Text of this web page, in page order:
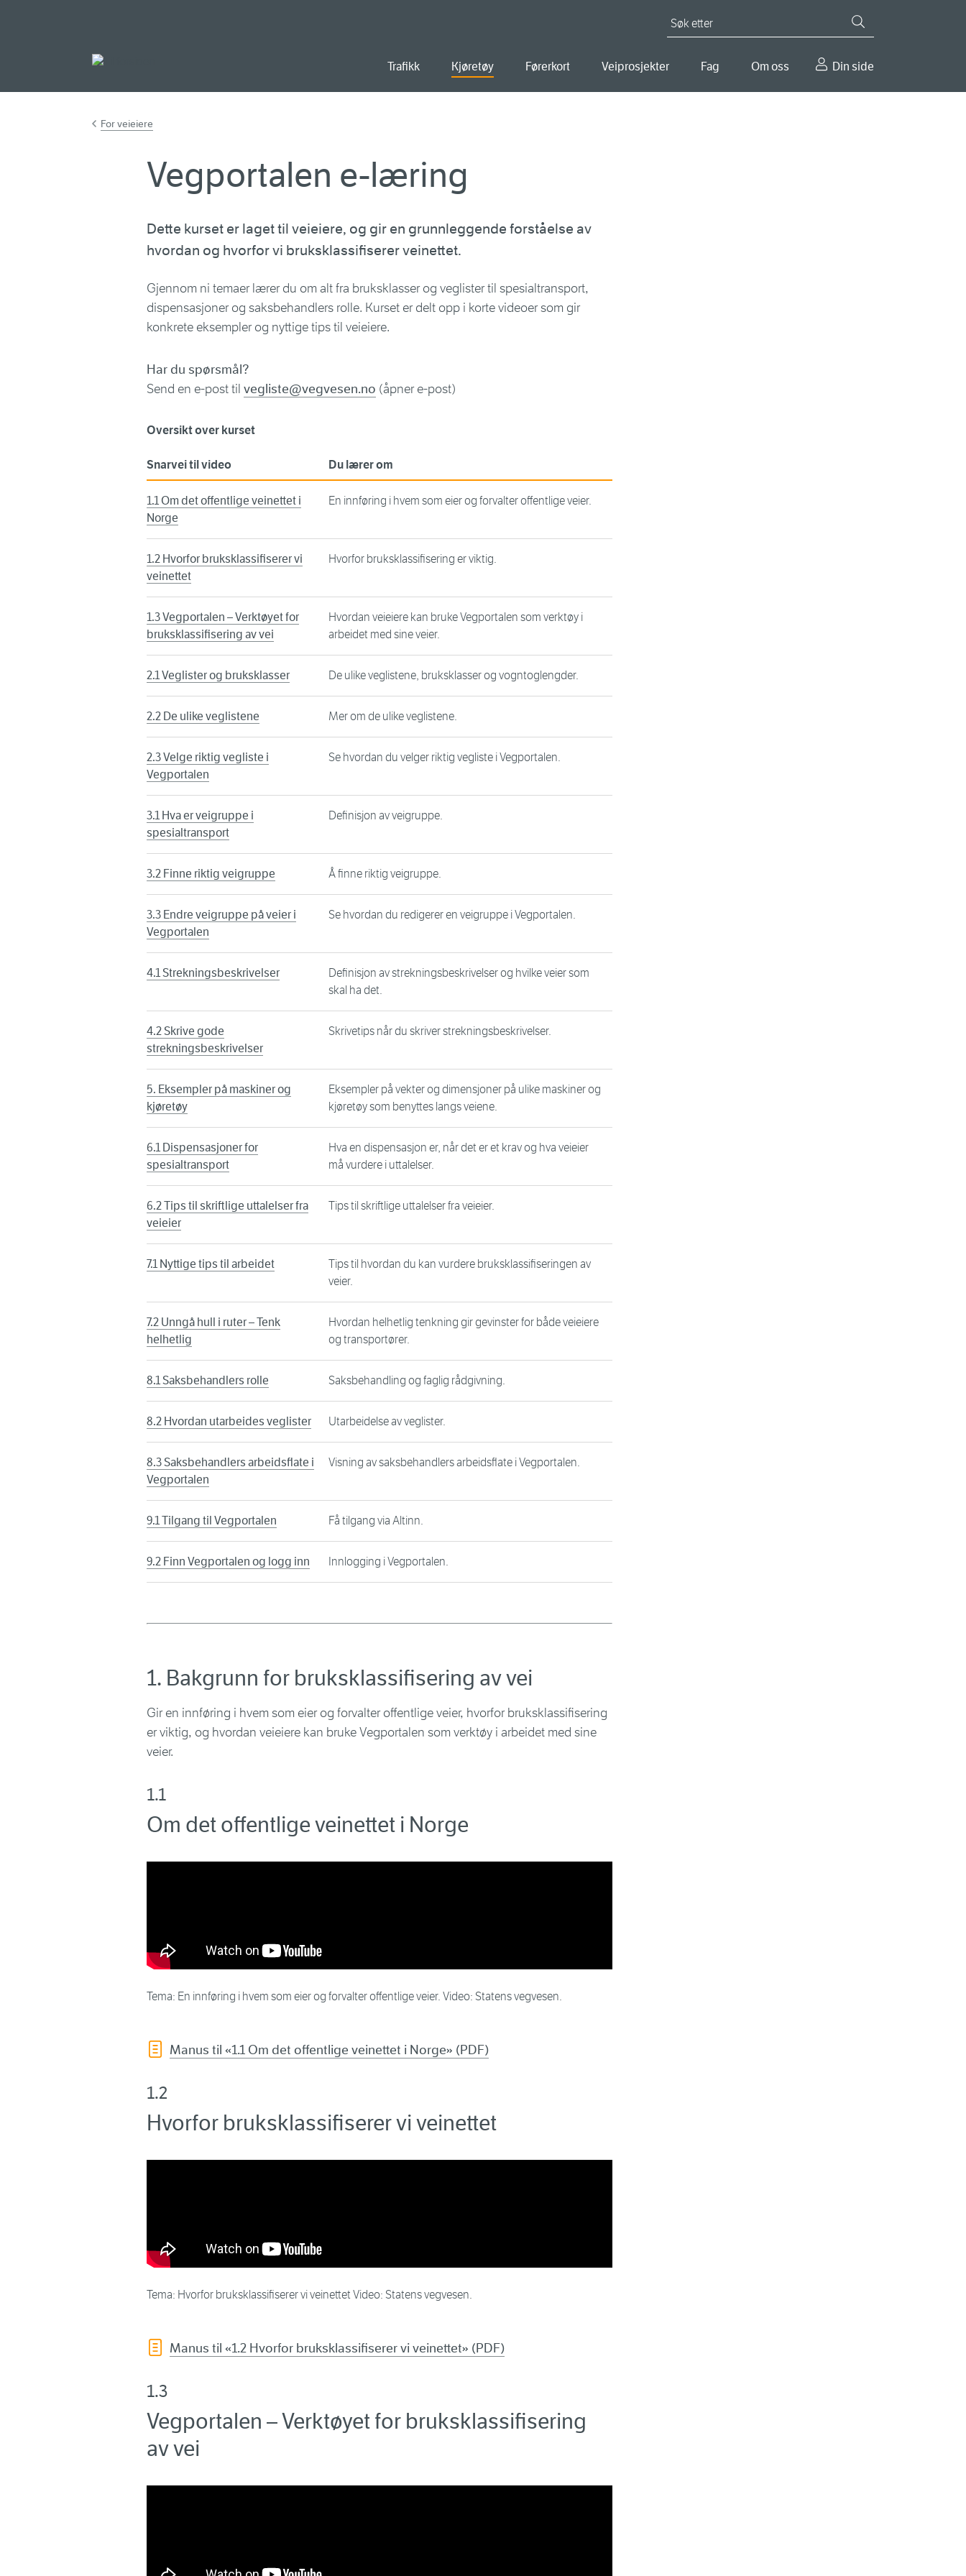
Trafikk Kjøretøy Førerkort Veiprosjekter Fag Om oss Din side
For veieiere
Vegportalen e-læring
Dette kurset er laget til veieiere, og gir en grunnleggende forståelse av
hvordan og hvorfor vi bruksklassifiserer veinettet.
Gjennom ni temaer lærer du om alt fra bruksklasser og veglister til spesialtransport,
dispensasjoner og saksbehandlers rolle. Kurset er delt opp i korte videoer som gir
konkrete eksempler og nyttige tips til veieiere.
Har du spørsmål?
Send en e-post til vegliste@vegvesen.no (åpner e-post)
Oversikt over kurset
Snarvei til video Du lærer om
1.1 Om det offentlige veinettet i
Norge
En innføring i hvem som eier og forvalter offentlige veier.
1.2 Hvorfor bruksklassifiserer vi
veinettet
Hvorfor bruksklassifisering er viktig.
1.3 Vegportalen – Verktøyet for
bruksklassifisering av vei
Hvordan veieiere kan bruke Vegportalen som verktøy i
arbeidet med sine veier.
2.1 Veglister og bruksklasser De ulike veglistene, bruksklasser og vogntoglengder.
2.2 De ulike veglistene Mer om de ulike veglistene.
2.3 Velge riktig vegliste i
Vegportalen
Se hvordan du velger riktig vegliste i Vegportalen.
3.1 Hva er veigruppe i
spesialtransport
Definisjon av veigruppe.
3.2 Finne riktig veigruppe Å finne riktig veigruppe.
3.3 Endre veigruppe på veier i
Vegportalen
Se hvordan du redigerer en veigruppe i Vegportalen.
4.1 Strekningsbeskrivelser
Definisjon av strekningsbeskrivelser og hvilke veier som
skal ha det.
4.2 Skrive gode
strekningsbeskrivelser
Skrivetips når du skriver strekningsbeskrivelser.
5. Eksempler på maskiner og
kjøretøy
Eksempler på vekter og dimensjoner på ulike maskiner og
kjøretøy som benyttes langs veiene.
6.1 Dispensasjoner for
spesialtransport
Hva en dispensasjon er, når det er et krav og hva veieier
må vurdere i uttalelser.
6.2 Tips til skriftlige uttalelser fra
veieier
Tips til skriftlige uttalelser fra veieier.
7.1 Nyttige tips til arbeidet
Tips til hvordan du kan vurdere bruksklassifiseringen av
veier.
7.2 Unngå hull i ruter – Tenk
helhetlig
Hvordan helhetlig tenkning gir gevinster for både veieiere
og transportører.
8.1 Saksbehandlers rolle Saksbehandling og faglig rådgivning.
8.2 Hvordan utarbeides veglister Utarbeidelse av veglister.
8.3 Saksbehandlers arbeidsflate i
Vegportalen
Visning av saksbehandlers arbeidsflate i Vegportalen.
9.1 Tilgang til Vegportalen Få tilgang via Altinn.
9.2 Finn Vegportalen og logg inn Innlogging i Vegportalen.
1. Bakgrunn for bruksklassifisering av vei
Gir en innføring i hvem som eier og forvalter offentlige veier, hvorfor bruksklassifisering
er viktig, og hvordan veieiere kan bruke Vegportalen som verktøy i arbeidet med sine
veier.
1.1
Om det offentlige veinettet i Norge
Tema: En innføring i hvem som eier og forvalter offentlige veier. Video: Statens vegvesen.
Manus til «1.1 Om det offentlige veinettet i Norge» (PDF)
1.2
Hvorfor bruksklassifiserer vi veinettet
Tema: Hvorfor bruksklassifiserer vi veinettet Video: Statens vegvesen.
Manus til «1.2 Hvorfor bruksklassifiserer vi veinettet» (PDF)
1.3
Vegportalen – Verktøyet for bruksklassifisering
av vei